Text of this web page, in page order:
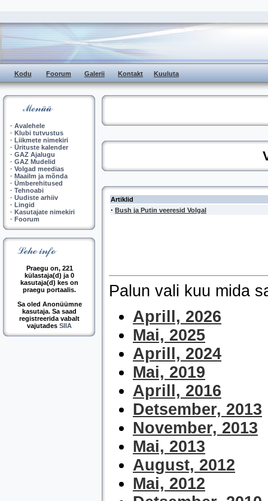
Kodu Foorum Galerii Kontakt Kuuluta
· Avalehele
· Klubi tutvustus
· Liikmete nimekiri
· Ürituste kalender
· GAZ Ajalugu
· GAZ Mudelid
· Volgad meedias
· Maailm ja mõnda
· Ümberehitused
· Tehnoabi
· Uudiste arhiiv
· Lingid
· Kasutajate nimekiri
· Foorum
Praegu on, 221
külastaja(d) ja 0
kasutaja(d) kes on
praegu portaalis.
Sa oled Anonüümne
kasutaja. Sa saad
registreerida vabalt
vajutades SIIA
Artiklid
· Bush ja Putin veeresid Volgal
Palun vali kuu mida
Aprill, 2026
Mai, 2025
Aprill, 2024
Mai, 2019
Aprill, 2016
Detsember, 2013
November, 2013
Mai, 2013
August, 2012
Mai, 2012